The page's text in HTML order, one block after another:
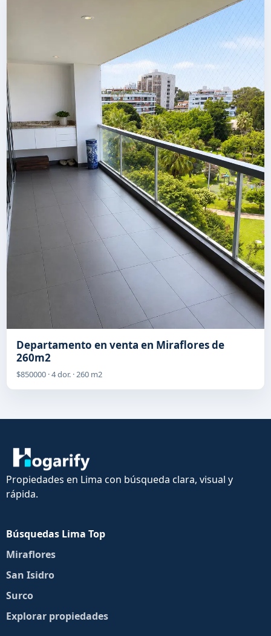
Departamento en venta en Miraflores de
260m2
$850000 · 4 dor. · 260 m2
Propiedades en Lima con búsqueda clara, visual y
rápida.
Búsquedas Lima Top
Miraflores
San Isidro
Surco
Explorar propiedades